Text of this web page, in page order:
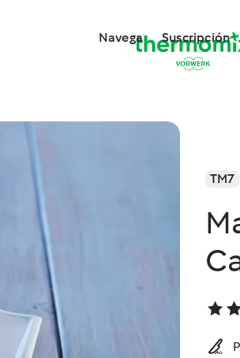
Navega Suscripción
TM7